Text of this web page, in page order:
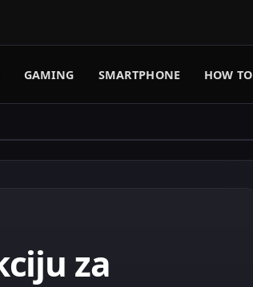
GAMING SMARTPHONE HOW TO
za